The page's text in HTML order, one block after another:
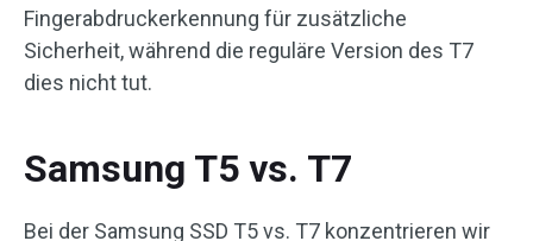
Fingerabdruckerkennung für zusätzliche
Sicherheit, während die reguläre Version des T7
dies nicht tut.
Samsung T5 vs. T7
Bei der Samsung SSD T5 vs. T7 konzentrieren wir